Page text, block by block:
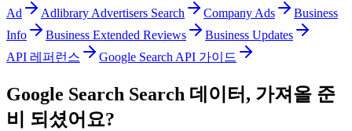
Ad Adlibrary Advertisers Search Company Ads
Business
Info
Business Extended Reviews
Business Updates
API 레퍼런스
Google Search API 가이드
Google Search Search 데이터, 가져올 준
비 되셨어요?